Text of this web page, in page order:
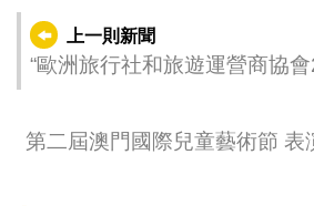
上一則新聞
“歐洲旅行社和旅遊運營商協會
第二屆澳門國際兒童藝術節 表